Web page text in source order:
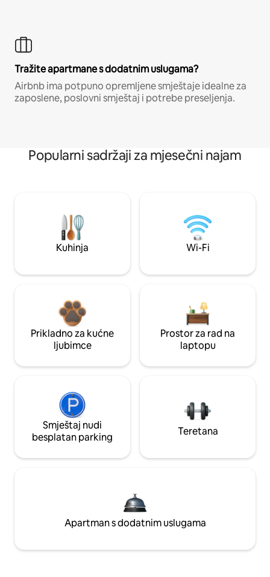
Tražite apartmane s dodatnim uslugama?
Airbnb ima potpuno opremljene smještaje idealne za
zaposlene, poslovni smještaj i potrebe preseljenja.
Popularni sadržaji za mjesečni najam
Kuhinja Wi-Fi
Prikladno za kućne
ljubimce
Prostor za rad na
laptopu
Smještaj nudi
besplatan parking
Teretana
Apartman s dodatnim uslugama